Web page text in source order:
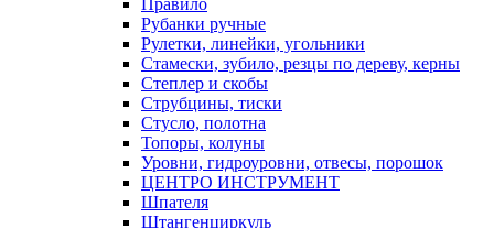
Правило
Рубанки ручные
Рулетки, линейки, угольники
Стамески, зубило, резцы по дереву, керны
Степлер и скобы
Струбцины, тиски
Стусло, полотна
Топоры, колуны
Уровни, гидроуровни, отвесы, порошок
ЦЕНТРО ИНСТРУМЕНТ
Шпателя
Штангенциркуль